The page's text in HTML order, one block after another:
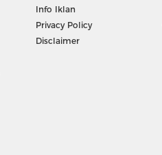
Info Iklan
Privacy Policy
Disclaimer